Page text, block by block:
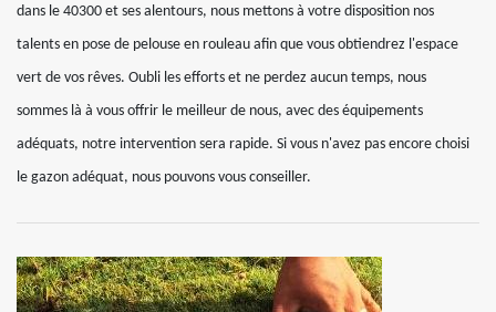
dans le 40300 et ses alentours, nous mettons à votre disposition nos
talents en pose de pelouse en rouleau afin que vous obtiendrez l'espace
vert de vos rêves. Oubli les efforts et ne perdez aucun temps, nous
sommes là à vous offrir le meilleur de nous, avec des équipements
adéquats, notre intervention sera rapide. Si vous n'avez pas encore choisi
le gazon adéquat, nous pouvons vous conseiller.